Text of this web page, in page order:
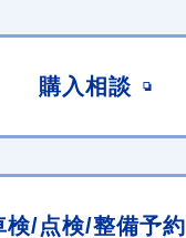
購入相談
検/点検/整備予約